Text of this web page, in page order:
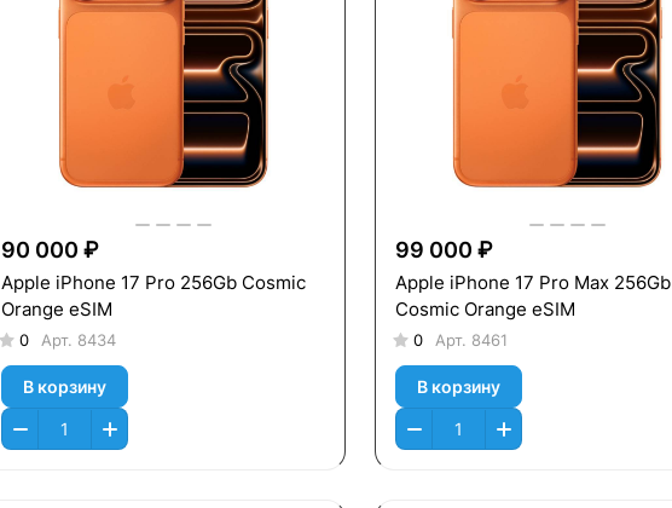
90 000 ₽
Apple iPhone 17 Pro 256Gb Cosmic
Orange eSIM
0 Арт. 8434
В корзину
99 000 ₽
Apple iPhone 17 Pro Max 256Gb
Cosmic Orange eSIM
0 Арт. 8461
В корзину